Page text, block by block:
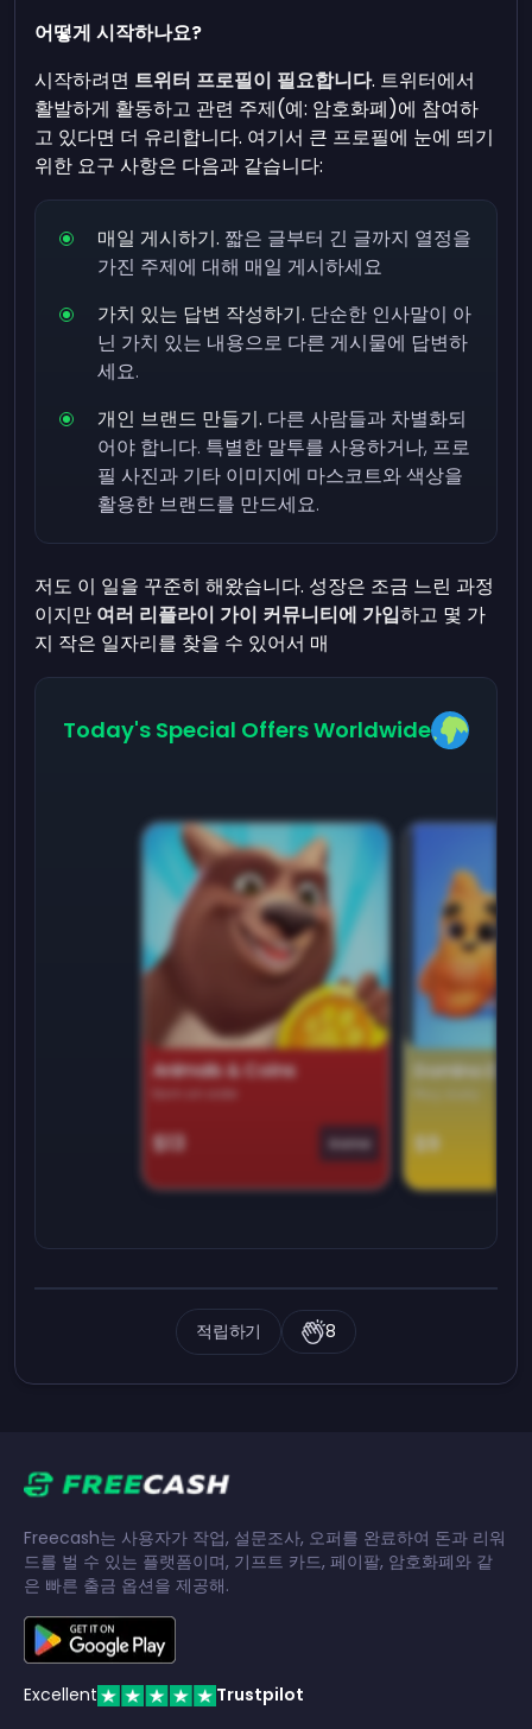
어떻게 시작하나요?
시작하려면 트위터 프로필이 필요합니다. 트위터에서
활발하게 활동하고 관련 주제(예: 암호화폐)에 참여하
고 있다면 더 유리합니다. 여기서 큰 프로필에 눈에 띄기
위한 요구 사항은 다음과 같습니다:
매일 게시하기. 짧은 글부터 긴 글까지 열정을
가진 주제에 대해 매일 게시하세요
가치 있는 답변 작성하기. 단순한 인사말이 아
닌 가치 있는 내용으로 다른 게시물에 답변하
세요.
개인 브랜드 만들기. 다른 사람들과 차별화되
어야 합니다. 특별한 말투를 사용하거나, 프로
필 사진과 기타 이미지에 마스코트와 색상을
활용한 브랜드를 만드세요.
저도 이 일을 꾸준히 해왔습니다. 성장은 조금 느린 과정
이지만 여러 리플라이 가이 커뮤니티에 가입하고 몇 가
지 작은 일자리를 찾을 수 있어서 매
Today's Special Offers Worldwide
Animals & Coins
Earn on side
$13 Game
Domino
$9
적립하기 8
Freecash는 사용자가 작업, 설문조사, 오퍼를 완료하여 돈과 리워
드를 벌 수 있는 플랫폼이며, 기프트 카드, 페이팔, 암호화폐와 같
은 빠른 출금 옵션을 제공해.
Excellent Trustpilot